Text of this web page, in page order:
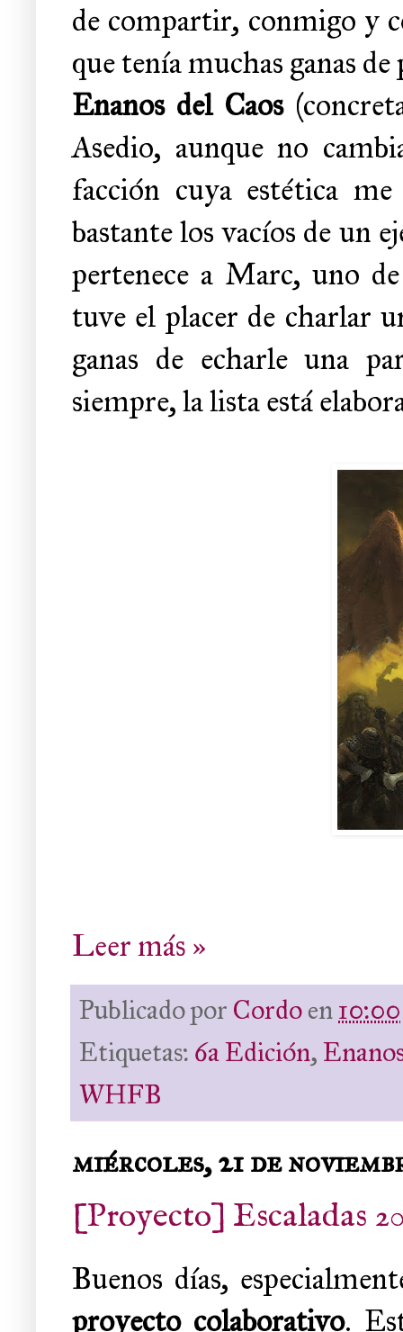
de compartir, conmigo y
que tenía muchas ganas
Enanos del Caos
Asedio, aunque no
facción cuya estética
bastante los vacíos de un
pertenece a Marc, uno
tuve el placer de charlar
ganas de echarle una
siempre, la lista está
Leer más »
Publicado por Cordoen10:00
Etiquetas: 6a Edición,
WHFB
miércoles, 21 de
[Proyecto] Escaladas
Buenos días,
proyecto colaborativo.